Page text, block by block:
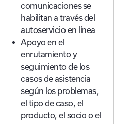
comunicaciones se
habilitan a través del
autoservicio en línea
Apoyo en el
enrutamiento y
seguimiento de los
casos de asistencia
según los problemas,
el tipo de caso, el
producto, el socio o el